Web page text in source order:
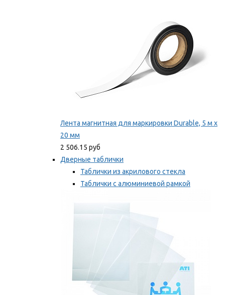
Лента магнитная для маркировки Durable, 5 м х
20 мм
2 506.15 руб
Дверные таблички
Таблички из акрилового стекла
Таблички с алюминиевой рамкой